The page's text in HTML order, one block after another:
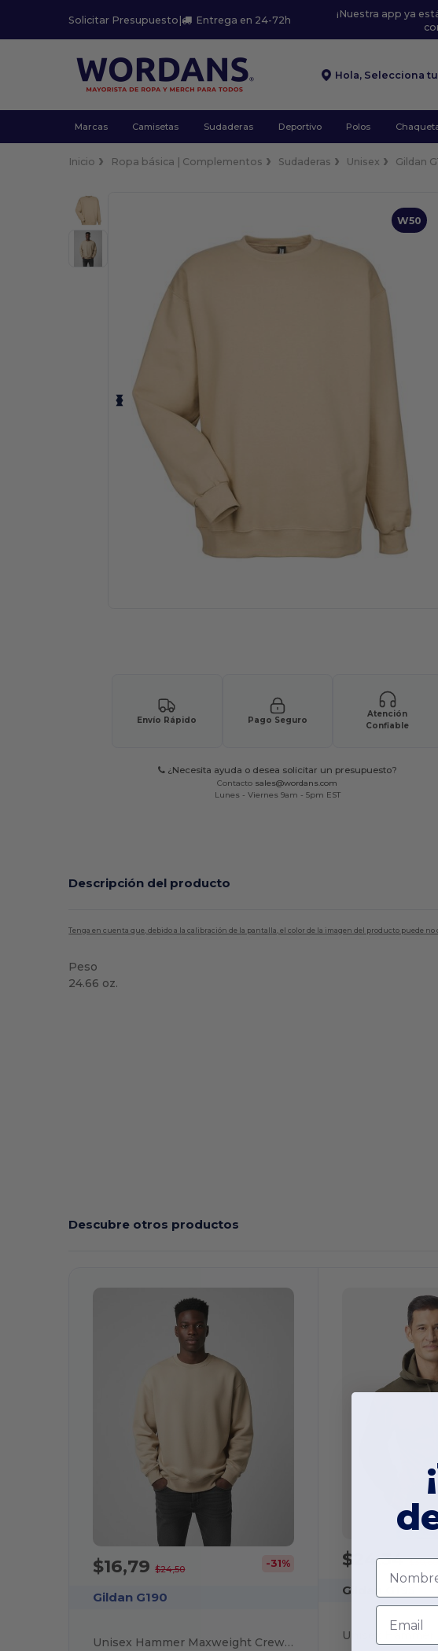
Solicitar Presupuesto | Entrega en 24-72h
¡Nuestra app ya
Hola, Selecciona
Marcas Camisetas Sudaderas Deportivo Polos
Inicio Ropa básica | Complementos Sudaderas Unisex Gildan
W50
Envío Rápido Pago Seguro
Atención
Confiable
¿Necesita ayuda o desea solicitar un presupuesto?
Contacto sales@wordans.com
Lunes - Viernes 9am - 5pm EST
Descripción del producto
Tenga en cuenta que, debido a la calibración de la pantalla, el color de la imagen del producto puede
Peso
24.66 oz.
Descubre otros productos
$16,79$24,50 -31%
Gildan G190
Unisex Hammer Maxweight Crewneck Sweatshirt
$24,34$30,60
Gildan G195
Nombre
Email